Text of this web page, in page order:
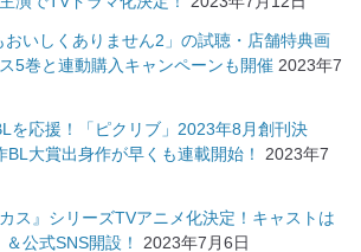
おいしくありません2」の試聴・店舗特典画
5巻と連動購入キャンペーンも開催 2023年7
を応援！「ピクリブ」2023年8月創刊決
大賞出身作が早くも連載開始！
2023年7
ス』シリーズTVアニメ化決定！キャストは
公式SNS開設！
2023年7月6日